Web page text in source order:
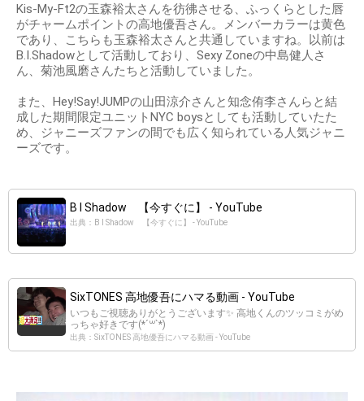
Kis-My-Ft2の玉森裕太さんを彷彿させる、ふっくらとした唇
がチャームポイントの高地優吾さん。メンバーカラーは黄色
であり、こちらも玉森裕太さんと共通していますね。以前は
B.I.Shadowとして活動しており、Sexy Zoneの中島健人さ
ん、菊池風磨さんたちと活動していました。
また、Hey!Say!JUMPの山田涼介さんと知念侑李さんらと結
成した期間限定ユニットNYC boysとしても活動していたた
め、ジャニーズファンの間でも広く知られている人気ジャニ
ーズです。
B I Shadow 【今すぐに】 - YouTube
出典：B I Shadow 【今すぐに】 - YouTube
SixTONES 高地優吾にハマる動画 - YouTube
いつもご視聴ありがとうございます✨ 高地くんのツッコミがめ
っちゃ好きです(*´꒳`*)
出典：SixTONES 高地優吾にハマる動画 - YouTube